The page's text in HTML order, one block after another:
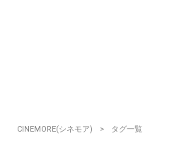
CINEMORE(シネモア) タグ一覧